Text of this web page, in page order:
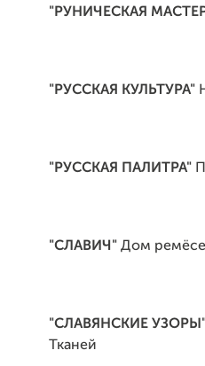
"РУНИЧЕСКАЯ
"РУССКАЯ КУЛЬТУРА"
"РУССКАЯ ПАЛИТРА"
"СЛАВИЧ" Дом
"СЛАВЯНСКИЕ
Тканей